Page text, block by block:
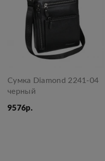
Сумка Diamond 2241-04
черный
9576р.